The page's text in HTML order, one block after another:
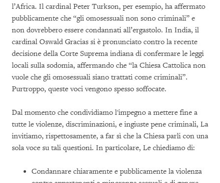
l’Africa. Il cardinal Peter Turkson, per esempio, ha affermato
pubblicamente che “gli omosessuali non sono criminali” e
non dovrebbero essere condannati all’ergastolo. In India, il
cardinal Oswald Gracias si è pronunciato contro la recente
decisione della Corte Suprema indiana di confermare le leggi
locali sulla sodomia, affermando che “la Chiesa Cattolica non
vuole che gli omosessuali siano trattati come criminali”.
Purtroppo, queste voci vengono spesso soffocate.
Dal momento che condividiamo l'impegno a mettere fine a
tutte le violenze, discriminazioni, e ingiuste pene criminali, La
invitiamo, rispettosamente, a far sì che la Chiesa parli con una
sola voce su tali questioni. In particolare, Le chiediamo di:
Condannare chiaramente e pubblicamente la violenza